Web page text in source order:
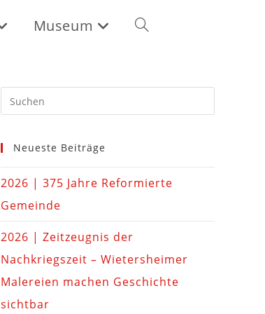
Museum
Neueste Beiträge
2026 | 375 Jahre Reformierte
Gemeinde
2026 | Zeitzeugnis der
Nachkriegszeit – Wietersheimer
Malereien machen Geschichte
sichtbar